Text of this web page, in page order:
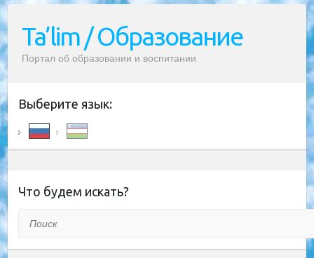
Ta’lim / Образование
Портал об образовании и воспитании
Выберите язык:
Что будем искать?